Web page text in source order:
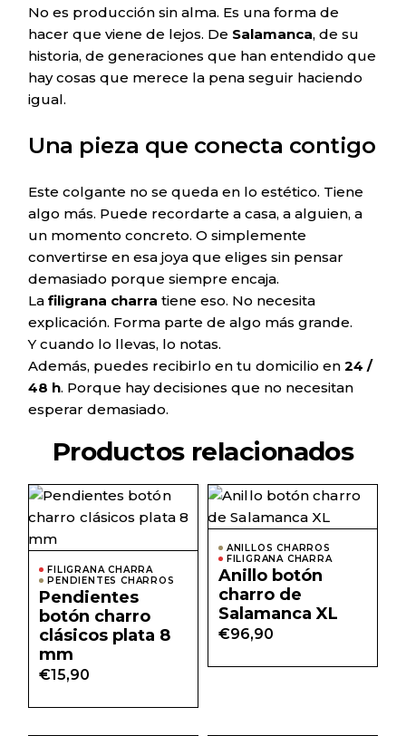
No es producción sin alma. Es una forma de
hacer que viene de lejos. De Salamanca, de su
historia, de generaciones que han entendido que
hay cosas que merece la pena seguir haciendo
igual.
Una pieza que conecta contigo
Este colgante no se queda en lo estético. Tiene
algo más. Puede recordarte a casa, a alguien, a
un momento concreto. O simplemente
convertirse en esa joya que eliges sin pensar
demasiado porque siempre encaja.
Lafiligrana charra tiene eso. No necesita
explicación. Forma parte de algo más grande.
Y cuando lo llevas, lo notas.
Además, puedes recibirlo en tu domicilio en24 /
48 h. Porque hay decisiones que no necesitan
esperar demasiado.
Productos relacionados
FILIGRANA CHARRA
PENDIENTES CHARROS
Pendientes
botón charro
clásicos plata 8
mm
€15,90
ANILLOS CHARROS
FILIGRANA CHARRA
Anillo botón
charro de
Salamanca XL
€96,90